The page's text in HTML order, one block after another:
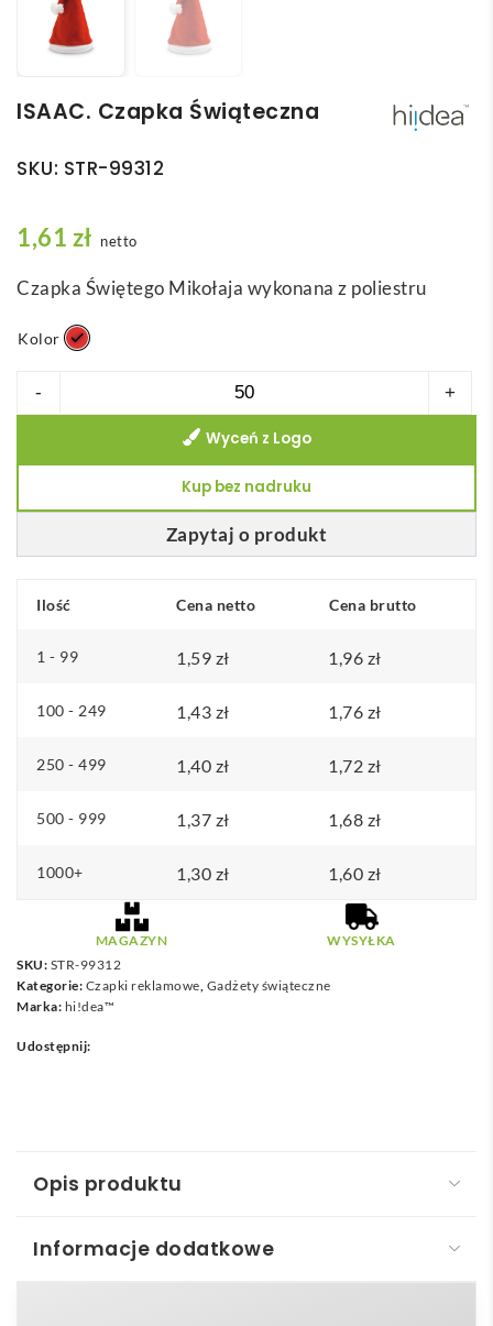
ISAAC. Czapka Świąteczna
SKU: STR-99312
1,61 zł netto
Czapka Świętego Mikołaja wykonana z poliestru
Kolor
-
ISAAC.
+
Zapytaj o produkt
Wyceń z Logo
Kup bez nadruku
Ilość Cena netto Cena brutto
1 - 99 1,59 zł 1,96 zł
100 - 249 1,43 zł 1,76 zł
250 - 499 1,40 zł 1,72 zł
500 - 999 1,37 zł 1,68 zł
1000+ 1,30 zł 1,60 zł
MAGAZYN
WYSYŁKA
SKU: STR-99312
Kategorie: Czapki reklamowe, Gadżety świąteczne
Marka: hi!dea™
Udostępnij:
Opis produktu
Informacje dodatkowe